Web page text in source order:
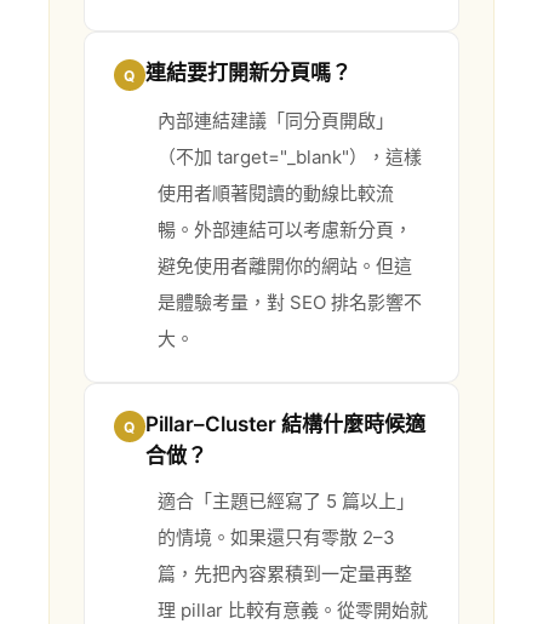
Q 連結要打開新分頁嗎？
內部連結建議「同分頁開啟」
（不加 target="_blank"），這樣
使用者順著閱讀的動線比較流
暢。外部連結可以考慮新分頁，
避免使用者離開你的網站。但這
是體驗考量，對 SEO 排名影響不
大。
Q
Pillar–Cluster 結構什麼時候適
合做？
適合「主題已經寫了 5 篇以上」
的情境。如果還只有零散 2–3
篇，先把內容累積到一定量再整
理 pillar 比較有意義。從零開始就